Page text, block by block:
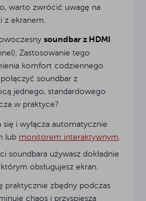
warto zwrócić uwagę na
z ekranem.
soundbar z HDMI
Zastosowanie tego
komfort codziennego
soundbar z
jednego, standardowego
w praktyce?
i wyłącza automatycznie
lub monitorem interaktywnym.
soundbara używasz dokładnie
obsługujesz ekran.
praktycznie zbędny podczas
chaos i przyspiesza